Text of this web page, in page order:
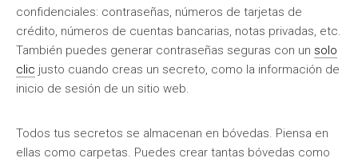
confidenciales: contraseñas, números de tarjetas de
crédito, números de cuentas bancarias, notas privadas, etc.
También puedes generar contraseñas seguras con un solo
clic justo cuando creas un secreto, como la información de
inicio de sesión de un sitio web.
Todos tus secretos se almacenan en bóvedas. Piensa en
ellas como carpetas. Puedes crear tantas bóvedas como